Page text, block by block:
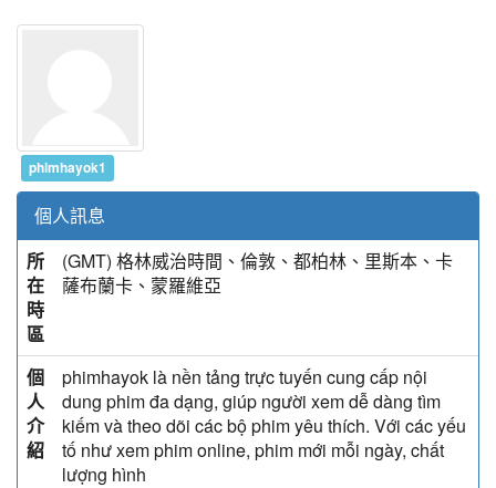
phimhayok1
個人訊息
所
在
時
區
(GMT) 格林威治時間、倫敦、都柏林、里斯本、卡
薩布蘭卡、蒙羅維亞
個
人
介
紹
phimhayok là nền tảng trực tuyến cung cấp nội
dung phim đa dạng, giúp người xem dễ dàng tìm
kiếm và theo dõi các bộ phim yêu thích. Với các yếu
tố như xem phim online, phim mới mỗi ngày, chất
lượng hình